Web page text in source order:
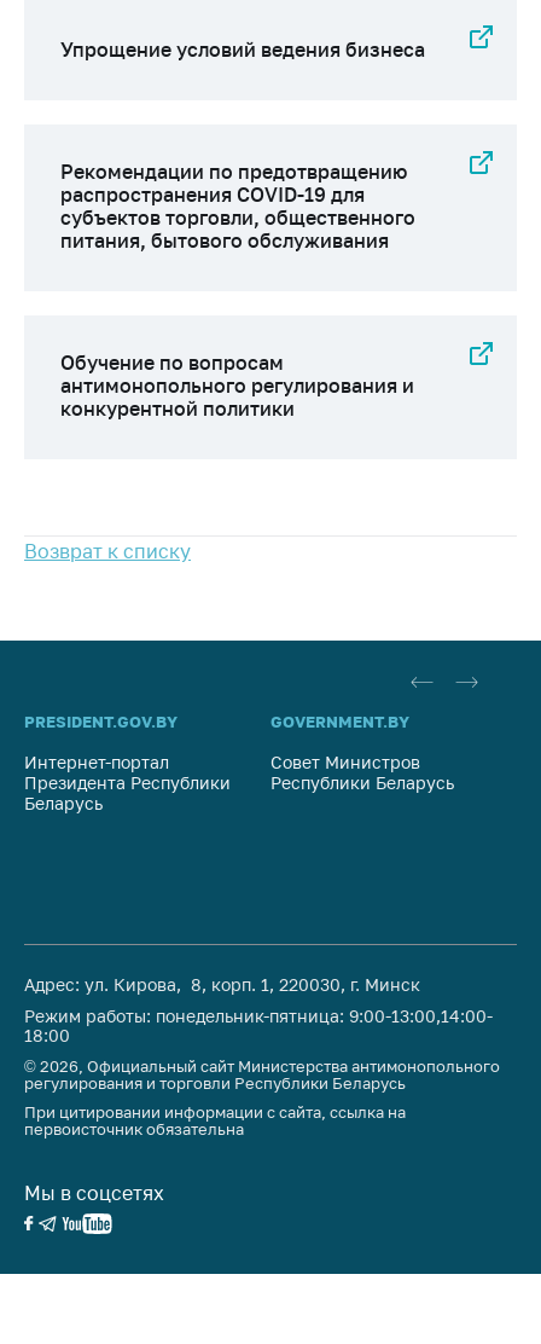
Решение Комиссии
по установлению
антимонопольного
законодательства
Предостережения и
проектов
Маркировка
товаров
Рекомендации по
предотвращению
субъектов торговли,
обслуживания
Обучение по
вопросам
антимонопольного
Упрощение условий ведения бизнеса
Рекомендации по предотвращению
распространения COVID-19 для
субъектов торговли, общественного
питания, бытового обслуживания
Обучение по вопросам
антимонопольного регулирования и
конкурентной политики
Возврат к списку
PRESIDENT.GOV.BY
Интернет-портал
Президента Республики
Беларусь
GOVERNMENT.BY
Совет Министров
Республики Беларусь
Адрес: ул. Кирова, 8, корп. 1, 220030, г. Минск
Режим работы: понедельник-пятница: 9:00-13:00,14:00-
18:00
© 2026, Официальный сайт Министерства антимонопольного
регулирования и торговли Республики Беларусь
При цитировании информации с сайта, ссылка на
первоисточник обязательна
Мы в соцсетях